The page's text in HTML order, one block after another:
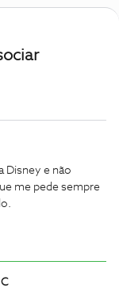
Disney e não
me pede sempre